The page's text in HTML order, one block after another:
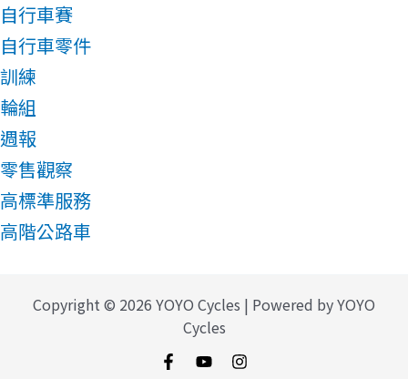
自行車賽
自行車零件
訓練
輪組
週報
零售觀察
高標準服務
高階公路車
Copyright © 2026 YOYO Cycles | Powered by YOYO
Cycles